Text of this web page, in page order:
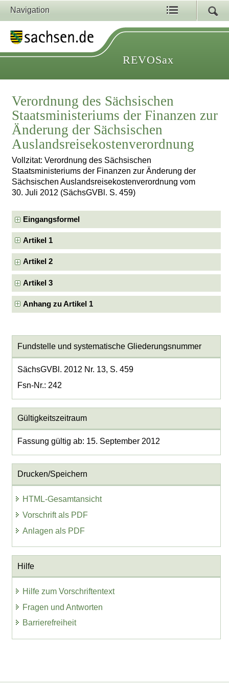
Navigation
REVOSax
Verordnung des Sächsischen
Staatsministeriums der Finanzen zur
Änderung der Sächsischen
Auslandsreisekostenverordnung
Vollzitat: Verordnung des Sächsischen
Staatsministeriums der Finanzen zur Änderung der
Sächsischen Auslandsreisekostenverordnung vom
30. Juli 2012 (SächsGVBl. S. 459)
Eingangsformel
Artikel 1
Artikel 2
Artikel 3
Anhang zu Artikel 1
Fundstelle und systematische Gliederungsnummer
SächsGVBl. 2012 Nr. 13, S. 459
Fsn-Nr.: 242
Gültigkeitszeitraum
Fassung gültig ab: 15. September 2012
Drucken/Speichern
HTML-Gesamtansicht
Vorschrift als PDF
Anlagen als PDF
Hilfe
Hilfe zum Vorschriftentext
Fragen und Antworten
Barrierefreiheit